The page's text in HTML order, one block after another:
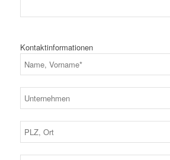
Kontaktinformationen